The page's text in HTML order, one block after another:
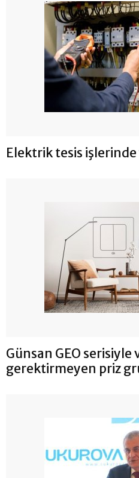
Elektrik tesis işlerinde
Günsan GEO serisiyle
gerektirmeyen priz